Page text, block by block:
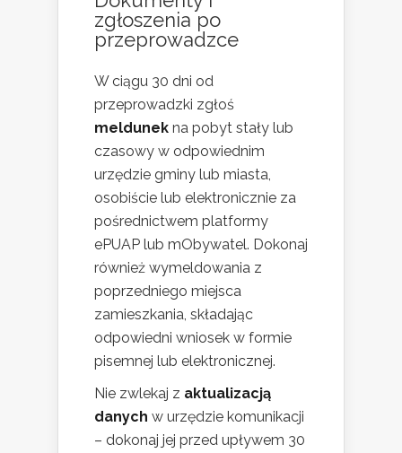
zgłoszenia po
przeprowadzce
W ciągu 30 dni od
przeprowadzki zgłoś
meldunek na pobyt stały lub
czasowy w odpowiednim
urzędzie gminy lub miasta,
osobiście lub elektronicznie za
pośrednictwem platformy
ePUAP lub mObywatel. Dokonaj
również wymeldowania z
poprzedniego miejsca
zamieszkania, składając
odpowiedni wniosek w formie
pisemnej lub elektronicznej.
Nie zwlekaj z aktualizacją
danych w urzędzie komunikacji
– dokonaj jej przed upływem 30